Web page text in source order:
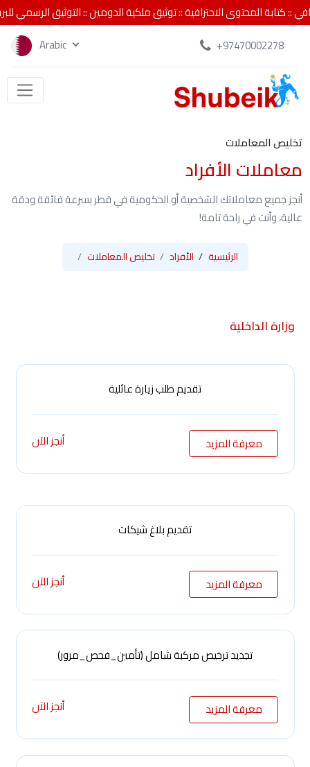
::كتابة المحتوى الاحترافية::توثيق ملكية الدومين::التوثيق الرسمي للبريد
+97470002278
Arabic
تخليص المعاملات
معاملات الأفراد
أنجز جميع معاملاتك الشخصية أو الحكومية في قطر بسرعة فائقة ودقة
عالية، وأنت في راحة تامة!
الرئيسية الأفراد تخليص المعاملات
وزارة الداخلية
تقديم طلب زيارة عائلية
أنجز الآن معرفة المزيد
تقديم بلاغ شيكات
أنجز الآن معرفة المزيد
تجديد ترخيص مركبة شامل (تأمين_فحص_مرور)
أنجز الآن معرفة المزيد